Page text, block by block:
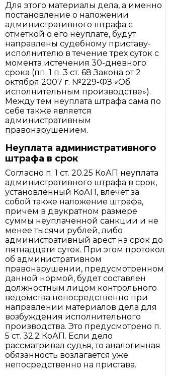
Для этого материалы дела, а именно
постановление о наложении
административного штрафа с
отметкой о его неуплате, будут
направлены судебному приставу-
исполнителю в течение трех суток с
момента истечения 30-дневного
срока (пп. 1 п. 3 ст. 68 Закона от 2
октября 2007 г. №229-ФЗ «Об
исполнительным производстве»).
Между тем неуплата штрафа сама по
себе также является
административным
правонарушением.
Неуплата административного
штрафа в срок
Согласно п. 1 ст. 20.25 КоАП неуплата
административного штрафа в срок,
установленный КоАП, влечет за
собой также наложение штрафа,
причем в двукратном размере
суммы неуплаченной санкции и не
менее тысячи рублей, либо
административный арест на срок до
пятнадцати суток. При этом протокол
об административном
правонарушении, предусмотренном
данной нормой, будет составлен
должностным лицом контрольного
ведомства непосредственно при
направлении материалов дела для
возбуждения исполнительного
производства. Это предусмотрено п.
5 ст. 32.2 КоАП. Если дело
рассматривал судья, то аналогичная
обязанность возлагается уже
непосредственно на пристава.